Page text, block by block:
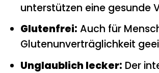
unterstützen eine gesunde
Glutenfrei: Auch für
Glutenunverträglichkeit
Unglaublich lecker: Der